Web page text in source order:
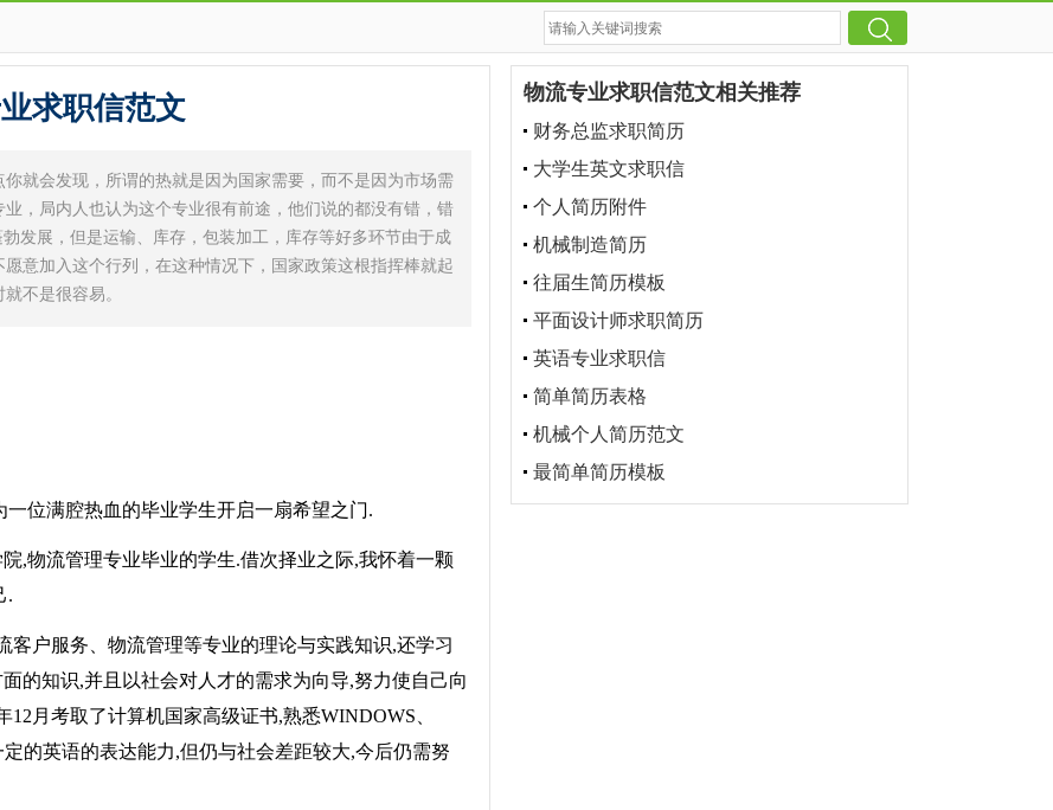
求职信范文
就会发现，所谓的热就是因为国家需要，而不是因为市场需
，局内人也认为这个专业很有前途，他们说的都没有错，错
发展，但是运输、库存，包装加工，库存等好多环节由于成
意加入这个行列，在这种情况下，国家政策这根指挥棒就起
不是很容易。
位满腔热血的毕业学生开启一扇希望之门.
流管理专业毕业的学生.借次择业之际,我怀着一颗
.
户服务、物流管理等专业的理论与实践知识,还学习
的知识,并且以社会对人才的需求为向导,努力使自己向
月考取了计算机国家高级证书,熟悉WINDOWS、
的英语的表达能力,但仍与社会差距较大,今后仍需努
物流专业求职信范文相关推荐
财务总监求职简历
大学生英文求职信
个人简历附件
机械制造简历
往届生简历模板
平面设计师求职简历
英语专业求职信
简单简历表格
机械个人简历范文
最简单简历模板